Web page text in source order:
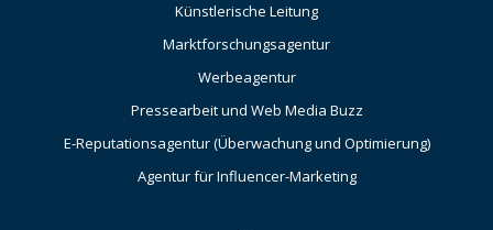
Künstlerische Leitung
Marktforschungsagentur
Werbeagentur
Pressearbeit und Web Media Buzz
E-Reputationsagentur (Überwachung und Optimierung)
Agentur für Influencer-Marketing